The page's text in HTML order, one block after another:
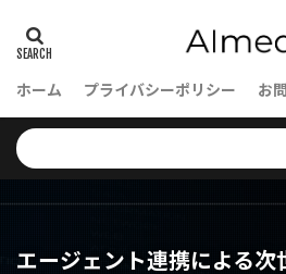
ホーム プライバシーポリシー お
エージェント連携による次